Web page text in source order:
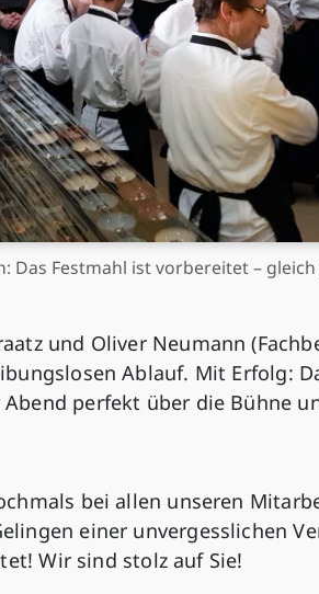
Das Festmahl ist vorbereitet –
und Oliver Neumann
Ablauf. Mit Erfolg:
perfekt über die Bühne
bei allen unseren
einer unvergesslichen
Wir sind stolz auf Sie!